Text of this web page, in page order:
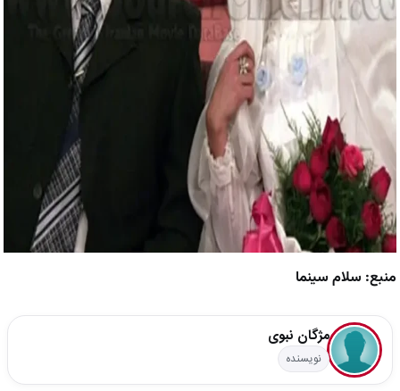
منبع: سلام سینما
مژگان نبوی
نویسنده